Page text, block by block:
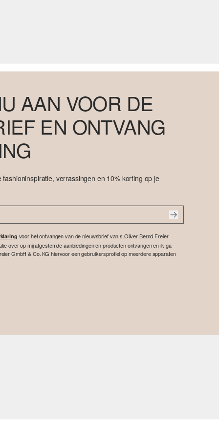
AAN VOOR DE
EN ONTVANG
verrassingen en 10% korting op je
voor het ontvangen van de nieuwsbrief van s.Oliver Bernd Freier
over op mij afgestemde aanbiedingen en producten ontvangen en ik ga
GmbH & Co. KG hiervoor een gebruikersprofiel op meerdere apparaten